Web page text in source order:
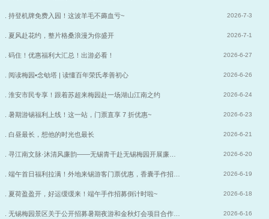
. 持登机牌免费入园！这波羊毛不薅血亏~ 2026-7-3
. 夏风赴花约，整片格桑浪漫为你盛开 2026-7-1
. 码住！优惠福利大汇总！出游必看！ 2026-6-27
. 阅读梅园•念劬塔 | 读懂百年荣氏孝善初心 2026-6-26
. 淮安市民专享！跟着苏超来梅园赴一场湖山江南之约 2026-6-24
. 暑期游锡福利上线！这一站，门票直享 7 折优惠~ 2026-6-23
. 白昼最长，想他的时光也最长 2026-6-21
. 寻江南文脉·沐清风廉韵——无锡青干赴无锡梅园开展廉… 2026-6-20
. 端午首日福利拉满！外地来锡游客门票优惠，香囊手作招… 2026-6-19
. 夏荷盈盈开，好运缓缓来！端午手作招募倒计时啦~ 2026-6-18
. 无锡梅园景区关于公开招募暑期夜游和金秋灯会项目合作… 2026-6-16